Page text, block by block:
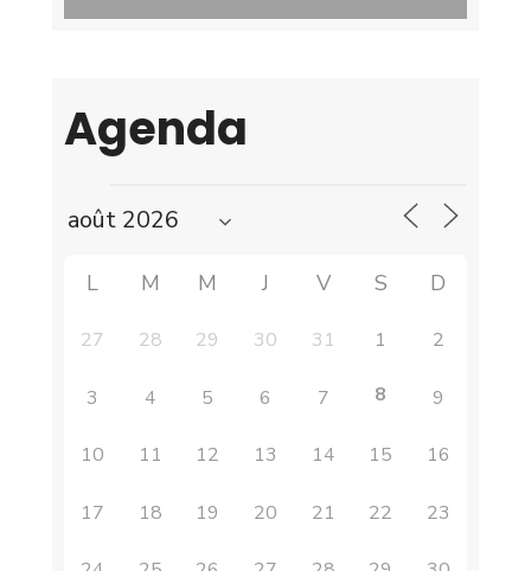
Agenda
L M M J V S D
27 28 29 30 31 1 2
3 4 5 6 7 8 9
10 11 12 13 14 15 16
17 18 19 20 21 22 23